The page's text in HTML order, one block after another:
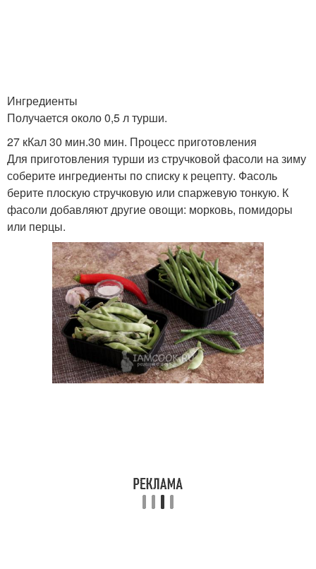
Ингредиенты
Получается около 0,5 л турши.
27 кКал 30 мин.30 мин. Процесс приготовления
Для приготовления турши из стручковой фасоли на зиму
соберите ингредиенты по списку к рецепту. Фасоль
берите плоскую стручковую или спаржевую тонкую. К
фасоли добавляют другие овощи: морковь, помидоры
или перцы.